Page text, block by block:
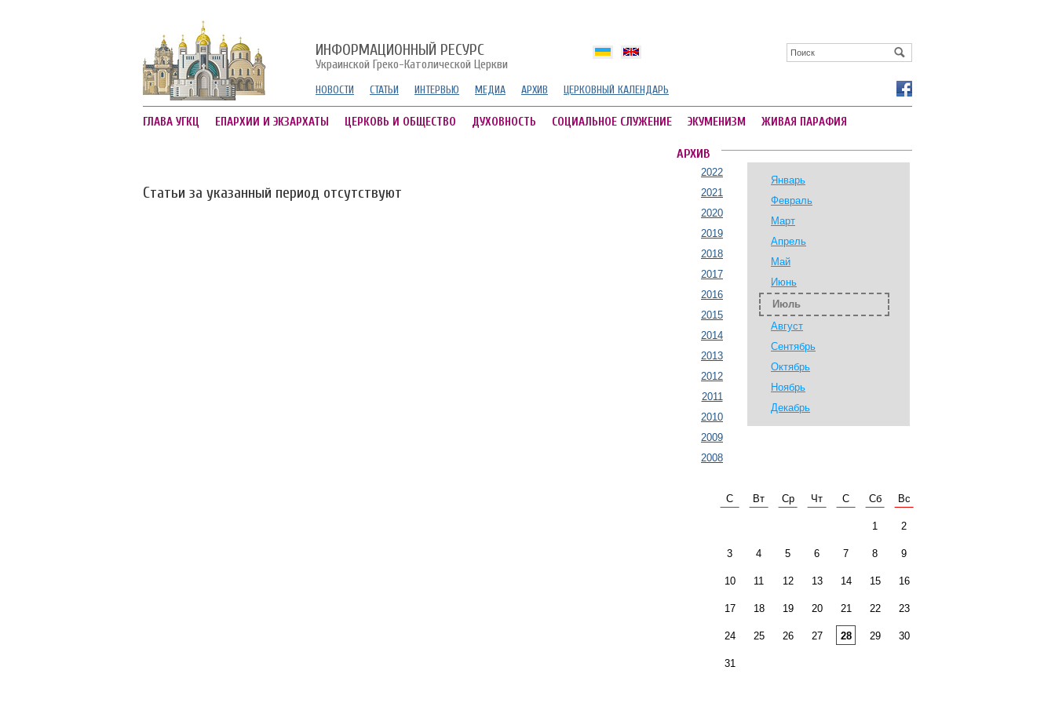
ИНФОРМАЦИОННЫЙ РЕСУРС
Украинской Греко-Католической Церкви
НОВОСТИ СТАТЬИ ИНТЕРВЬЮ МЕДИА АРХИВ ЦЕРКОВНЫЙ КАЛЕНДАРЬ
ГЛАВА УГКЦ ЕПАРХИИ И ЭКЗАРХАТЫ ЦЕРКОВЬ И ОБЩЕСТВО ДУХОВНОСТЬ СОЦИАЛЬНОЕ СЛУЖЕНИЕ ЭКУМЕНИЗМ ЖИВАЯ ПАРАФИЯ
Статьи за указанный период отсутствуют
АРХИВ
2022
2021
2020
2019
2018
2017
2016
2015
2014
2013
2012
2011
2010
2009
2008
Январь
Февраль
Март
Апрель
Май
Июнь
Июль
Август
Сентябрь
Октябрь
Ноябрь
Декабрь
С Вт Ср Чт С Сб Вс
1 2
3 4 5 6 7 8 9
10 11 12 13 14 15 16
17 18 19 20 21 22 23
24 25 26 27 28 29 30
31